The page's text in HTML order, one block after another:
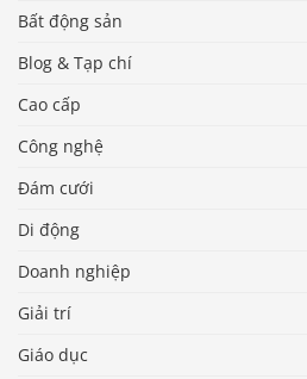
Bất động sản
Blog & Tạp chí
Cao cấp
Công nghệ
Đám cưới
Di động
Doanh nghiệp
Giải trí
Giáo dục